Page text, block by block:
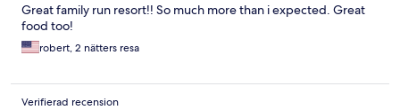
Great family run resort!! So much more than i expected. Great
food too!
robert, 2 nätters resa
Verifierad recension